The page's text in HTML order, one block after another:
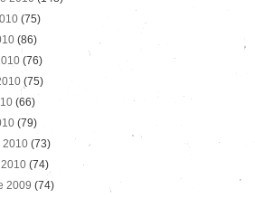
(75)
(86)
(76)
(75)
(66)
(79)
2010 (73)
(74)
2009 (74)